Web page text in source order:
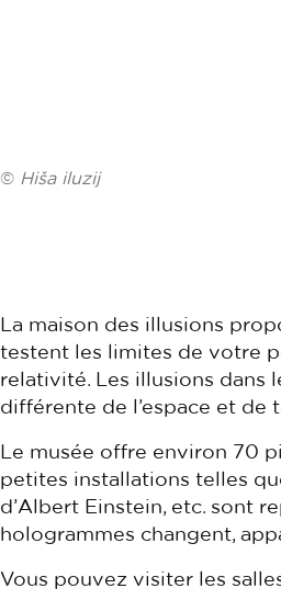
© Hiša iluzij
La maison des illusions
testent les limites de votre
relativité. Les illusions dans
différente de l’espace et de
Le musée offre environ 70
petites installations telles
d’Albert Einstein, etc. sont
hologrammes changent,
Vous pouvez visiter les